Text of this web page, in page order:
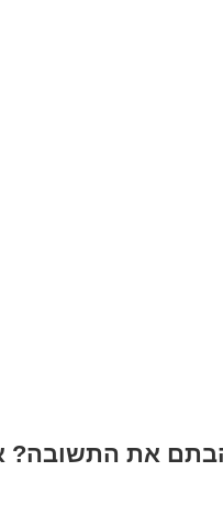
את התשובה?